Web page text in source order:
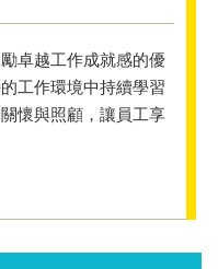
卓越工作成就感的優
工作環境中持續學習
懷與照顧，讓員工享